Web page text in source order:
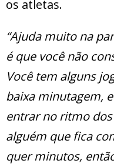
os atletas.
“Ajuda muito na
é que você não
Você tem alguns
baixa minutagem,
entrar no ritmo
alguém que fica
quer minutos,